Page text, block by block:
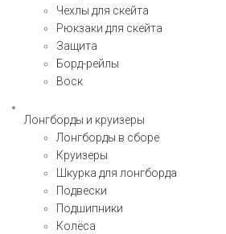
Чехлы для скейта
Рюкзаки для скейта
Защита
Борд-рейлы
Воск
Лонгборды и круизеры
Лонгборды в сборе
Круизеры
Шкурка для лонгборда
Подвески
Подшипники
Колёса